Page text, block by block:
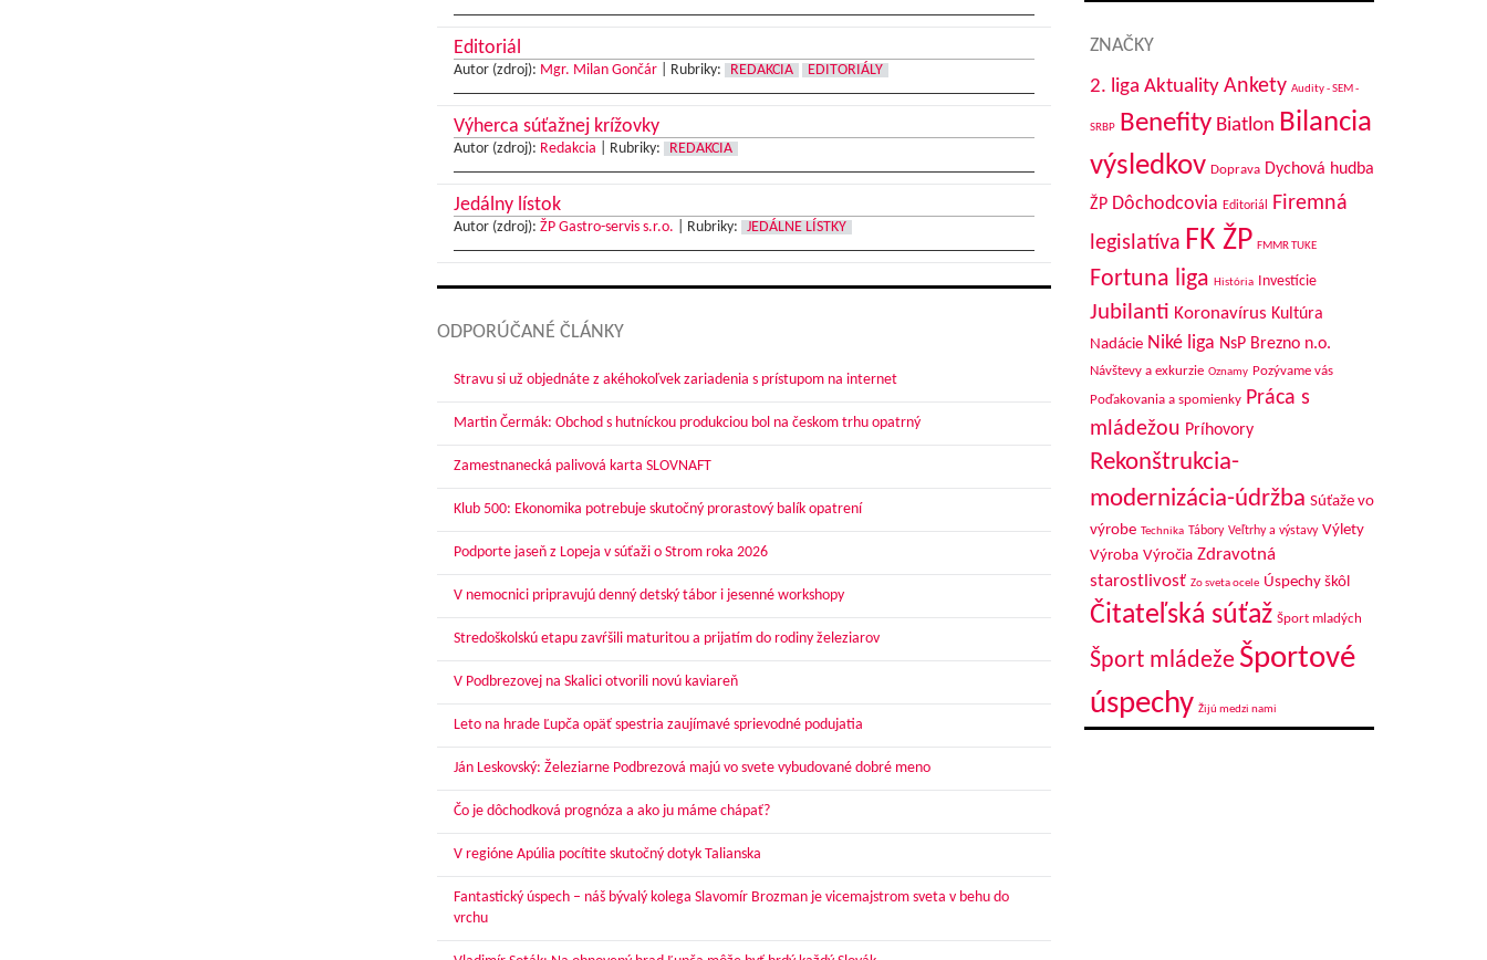
Editoriál
Autor (zdroj): Mgr. Milan Gončár| Rubriky: REDAKCIA EDITORIÁLY
Výherca súťažnej krížovky
Autor (zdroj): Redakcia Rubriky: REDAKCIA
Jedálny lístok
Autor (zdroj): ŽP Gastro-servis s.r.o. Rubriky: JEDÁLNE LÍSTKY
ODPORÚČANÉ ČLÁNKY
Stravu si už objednáte z akéhokoľvek zariadenia s prístupom na internet
Martin Čermák: Obchod s hutníckou produkciou bol na českom trhu opatrný
Zamestnanecká palivová karta SLOVNAFT
Klub 500: Ekonomika potrebuje skutočný prorastový balík opatrení
Podporte jaseň z Lopeja v súťaži o Strom roka 2026
V nemocnici pripravujú denný detský tábor i jesenné workshopy
Stredoškolskú etapu zavŕšili maturitou a prijatím do rodiny železiarov
V Podbrezovej na Skalici otvorili novú kaviareň
Leto na hrade Ľupča opäť spestria zaujímavé sprievodné podujatia
Ján Leskovský: Železiarne Podbrezová majú vo svete vybudované dobré meno
Čo je dôchodková prognóza a ako ju máme chápať?
V regióne Apúlia pocítite skutočný dotyk Talianska
Fantastický úspech – náš bývalý kolega Slavomír Brozman je vicemajstrom sveta v behu do
vrchu
ZNAČKY
2. liga Aktuality Ankety Audity - SEM -
SRBP Benefity Biatlon Bilancia
výsledkov Doprava Dychová hudba
ŽP Dôchodcovia Editoriál
Firemná
legislatíva FK ŽP FMMR TUKE
Fortuna liga História Investície
Jubilanti Koronavírus Kultúra
Nadácie Niké liga NsP Brezno n.o.
Návštevy a exkurzie Oznamy Pozývame vás
Poďakovania a spomienky Práca s
mládežou Príhovory
Rekonštrukcia-
modernizácia-údržba Súťaže vo
výrobe Technika Tábory Veľtrhy a výstavy Výlety
Výroba Výročia Zdravotná
starostlivosť Zo sveta ocele Úspechy škôl
Čitateľská súťaž Šport mladých
Šport mládeže Športové
úspechy Žijú medzi nami